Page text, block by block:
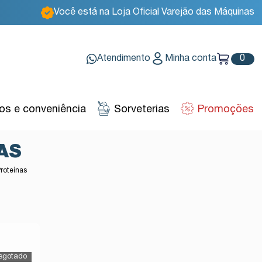
Você está na Loja Oficial Varejão das Máquinas
Atendimento Minha conta 0
e conveniência Sorveterias Promoções